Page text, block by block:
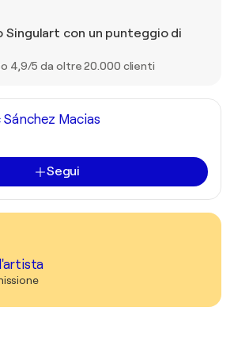
Singulart con un punteggio di
4,9/5 da oltre 20.000 clienti
Sánchez Macias
Segui